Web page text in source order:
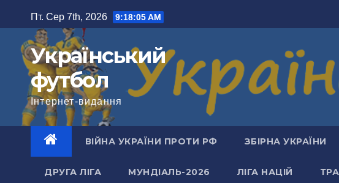
до
вмісту
Пт. Сер 7th, 2026 9:18:05 AM
Український
футбол
Інтернет-видання
ВІЙНА УКРАЇНИ ПРОТИ РФ ЗБІРНА УКРАЇНИ
ДРУГА ЛІГА МУНДІАЛЬ-2026 ЛІГА НАЦІЙ